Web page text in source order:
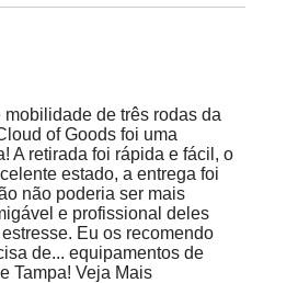
de três rodas da
of Goods foi uma
A retirada foi rápida e fácil, o
estado, a entrega foi
não poderia ser mais
e profissional deles
Eu os recomendo
de... equipamentos de
Tampa! Veja Mais